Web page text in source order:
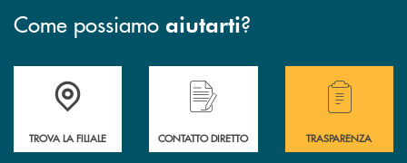
Come possiamo aiutarti?
Accedi all' elenco completo delle filiali della BCC San Giovanni
TROVA LA FILIALE
Hai bisogno di assistenza immediata?
CONTATTO DIRETTO
Hai bisogno di
TRASPARENZA